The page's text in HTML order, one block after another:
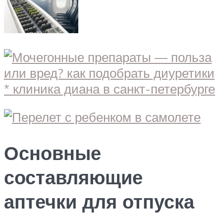
Основные
составляющие
аптечки для отпуска